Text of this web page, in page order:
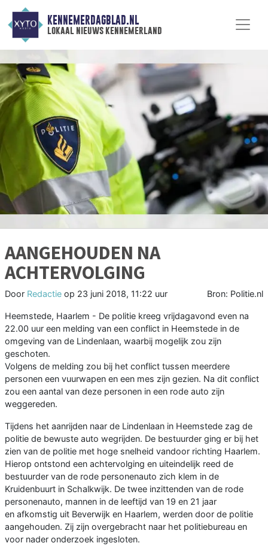
KENNEMERDAGBLAD.NL
lokaal nieuws kennemerland
AANGEHOUDEN NA
ACHTERVOLGING
Door Redactie op 23 juni 2018, 11:22 uur Bron: Politie.nl
Heemstede, Haarlem - De politie kreeg vrijdagavond even na
22.00 uur een melding van een conflict in Heemstede in de
omgeving van de Lindenlaan, waarbij mogelijk zou zijn
geschoten.
Volgens de melding zou bij het conflict tussen meerdere
personen een vuurwapen en een mes zijn gezien. Na dit conflict
zou een aantal van deze personen in een rode auto zijn
weggereden.
Tijdens het aanrijden naar de Lindenlaan in Heemstede zag de
politie de bewuste auto wegrijden. De bestuurder ging er bij het
zien van de politie met hoge snelheid vandoor richting Haarlem.
Hierop ontstond een achtervolging en uiteindelijk reed de
bestuurder van de rode personenauto zich klem in de
Kruidenbuurt in Schalkwijk. De twee inzittenden van de rode
personenauto, mannen in de leeftijd van 19 en 21 jaar
en afkomstig uit Beverwijk en Haarlem, werden door de politie
aangehouden. Zij zijn overgebracht naar het politiebureau en
voor nader onderzoek ingesloten.